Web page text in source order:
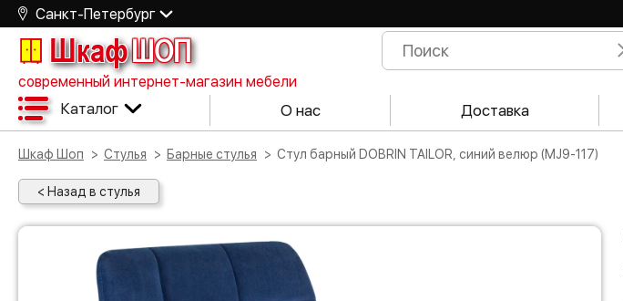
Санкт-Петербург
ШкафШОП
современный интернет-магазин мебели
Каталог О нас Доставка
Шкаф Шоп Стулья Барные стулья Стул барный DOBRIN TAILOR, синий велюр (MJ9-117)
< Назад в стулья